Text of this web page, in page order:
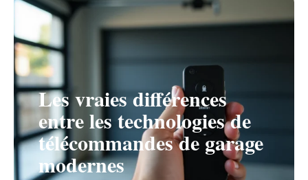
Les vraies différences
entre les technologies de
télécommandes de garage
modernes